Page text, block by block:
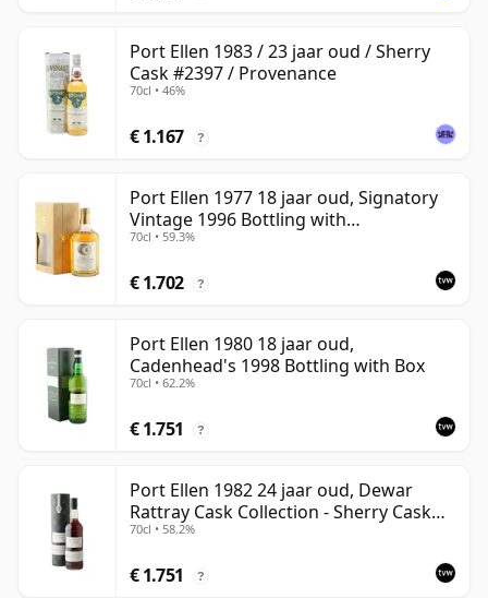
Port Ellen 1983 / 23 jaar oud / Sherry
Cask #2397 / Provenance
70cl • 46%
€ 1.167 ?
Port Ellen 1977 18 jaar oud, Signatory
Vintage 1996 Bottling with
Presentation Box - Cask 5566
70cl • 59.3%
€ 1.702 ?
Port Ellen 1980 18 jaar oud,
Cadenhead's 1998 Bottling with Box
70cl • 62.2%
€ 1.751 ?
Port Ellen 1982 24 jaar oud, Dewar
Rattray Cask Collection - Sherry Cask
#2463
70cl • 58.2%
€ 1.751 ?